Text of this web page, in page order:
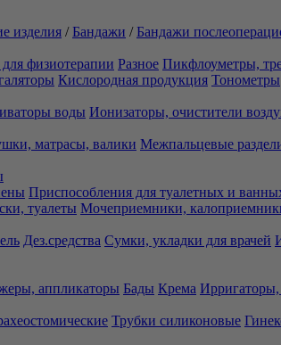
изделия / Бандажи / Бандажи
физиотерапии Разное Пикфлоуметры,
Кислородная продукция Тонометры
воды Ионизаторы, очистители
матрасы, валики Межпальцевые
Приспособления для туалетных и
туалеты Мочеприемники,
Дез.средства Сумки, укладки для врачей
аппликаторы Бады Крема
Трубки силиконовые